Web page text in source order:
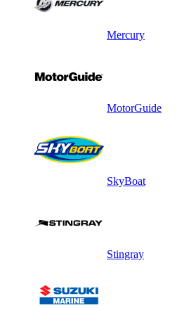
Mercury
MotorGuide
SkyBoat
Stingray